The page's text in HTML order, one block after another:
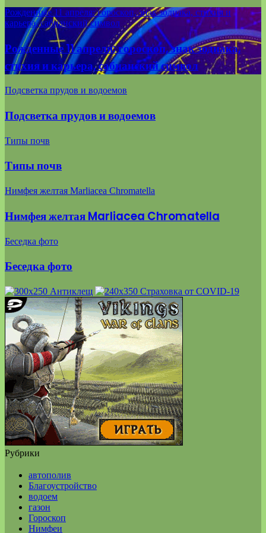
Рожденные 11 апреля: гороскоп, знак зодиака, стихия и
карьера, сабианский символ
Рожденные 11 апреля: гороскоп, знак зодиака,
стихия и карьера, сабианский символ
Подсветка прудов и водоемов
Подсветка прудов и водоемов
Типы почв
Типы почв
Нимфея желтая Marliacea Chromatella
Нимфея желтая Marliacea Chromatella
Беседка фото
Беседка фото
Рубрики
автополив
Благоустройство
водоем
газон
Гороскоп
Нимфеи